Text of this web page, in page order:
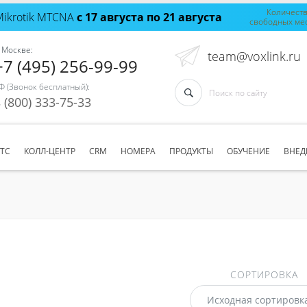
MTCNAс 17 августа по 21 августа
свободных
(495) 256-99-99
(Звонок бесплатный):
(800) 333-75-33
team@voxlink.ru
КОЛЛ-ЦЕНТР CRM НОМЕРА ПРОДУКТЫ ОБУЧЕНИЕ
СОРТИРОВКА